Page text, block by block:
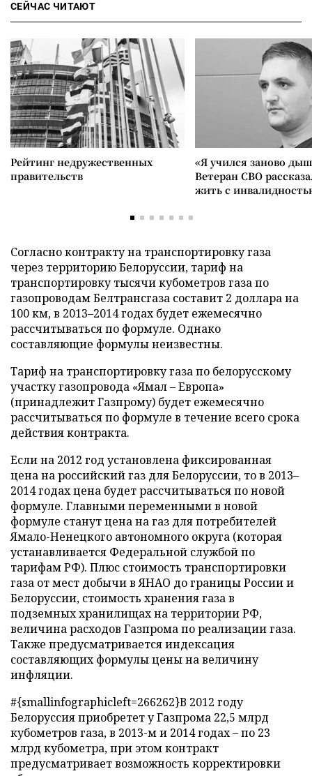
СЕЙЧАС ЧИТАЮТ
Рейтинг недружественных
правительств
«Я учился заново
Ветеран СВО
жить с
Согласно контракту на транспортировку газа
через территорию Белоруссии, тариф на
транспортировку тысячи кубометров газа по
газопроводам Белтрансгаза составит 2 доллара на
100 км, в 2013–2014 годах будет ежемесячно
рассчитываться по формуле. Однако
составляющие формулы неизвестны.
Тариф на транспортировку газа по белорусскому
участку газопровода «Ямал – Европа»
(принадлежит Газпрому) будет ежемесячно
рассчитываться по формуле в течение всего срока
действия контракта.
Если на 2012 год установлена фиксированная
цена на российский газ для Белоруссии, то в 2013–
2014 годах цена будет рассчитываться по новой
формуле. Главными переменными в новой
формуле станут цена на газ для потребителей
Ямало-Ненецкого автономного округа (которая
устанавливается Федеральной службой по
тарифам РФ). Плюс стоимость транспортировки
газа от мест добычи в ЯНАО до границы России и
Белоруссии, стоимость хранения газа в
подземных хранилищах на территории РФ,
величина расходов Газпрома по реализации газа.
Также предусматривается индексация
составляющих формулы цены на величину
инфляции.
#{smallinfographicleft=266262}В 2012 году
Белоруссия приобретет у Газпрома 22,5 млрд
кубометров газа, в 2013-м и 2014 годах – по 23
млрд кубометра, при этом контракт
предусматривает возможность корректировки